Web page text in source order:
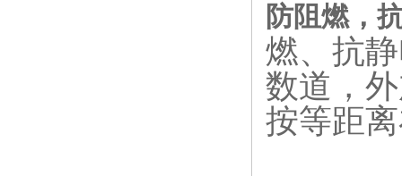
防阻燃，
燃、抗
数道，
按等距